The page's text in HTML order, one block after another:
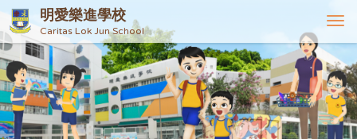
明愛樂進學校
Caritas Lok Jun School
T
o
g
g
l
e
n